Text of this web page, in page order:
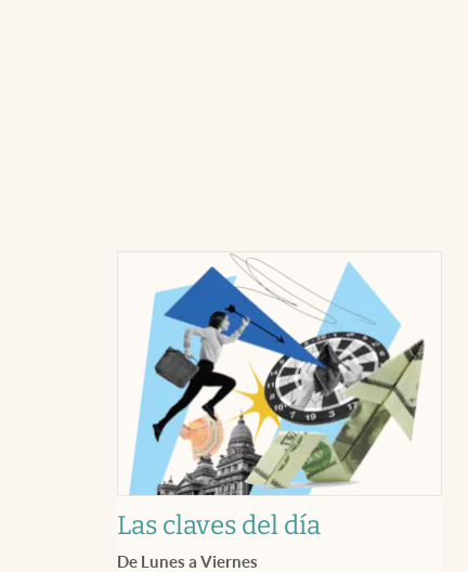
Las claves del día
De Lunes a Viernes